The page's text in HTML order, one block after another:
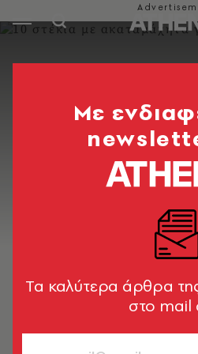
Mε
Tα καλύτερα άρθρα
στο mail